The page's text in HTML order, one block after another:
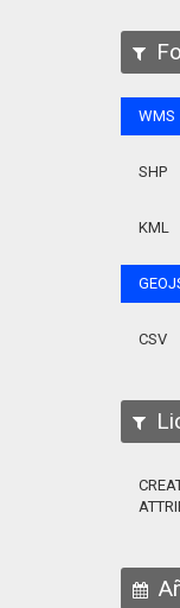
WMS
SHP
KML
CSV